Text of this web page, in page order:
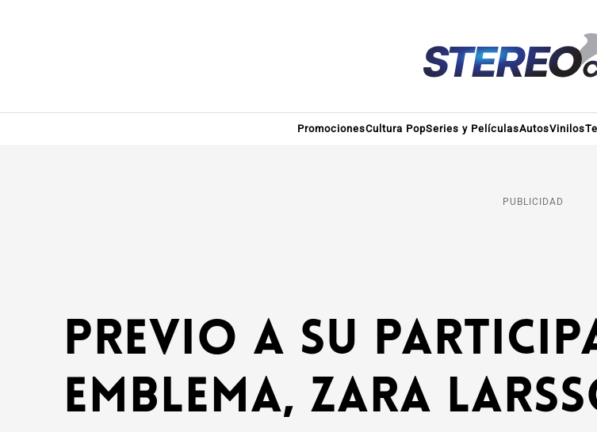
PromocionesCultura PopSeries y PelículasAutosVinilos
PUBLICIDAD
Previo a su
emblema, Zara